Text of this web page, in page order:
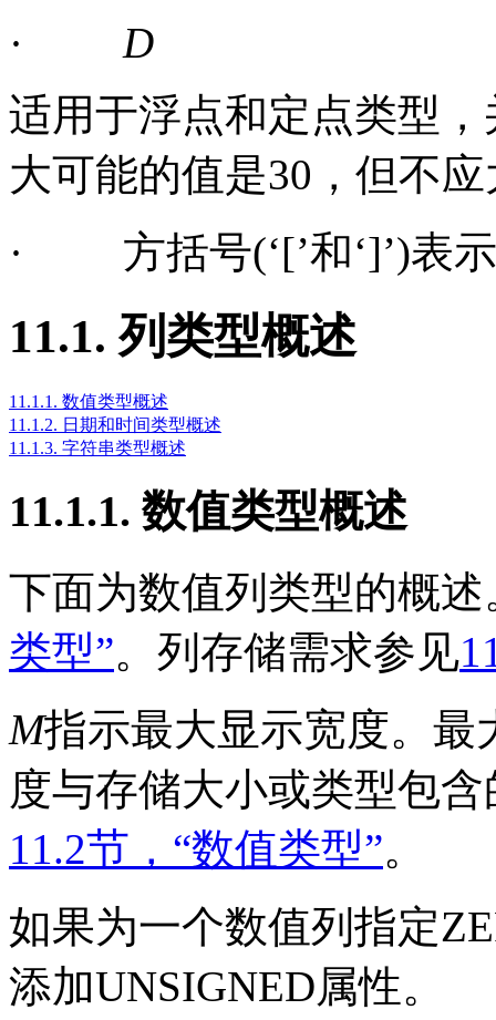
·
D
适用于浮点和定点类型
大可能的值是30 ，但不
·
方括号(‘[’和‘]’)表
11.1. 列类型概述
11.1.1. 数值类型概述
11.1.2. 日期和时间类型概述
11.1.3. 字符串类型概述
11.1.1. 数值类型概述
下面为数值列类型的概
类型”。列存储需求参见
M指示最大显示宽度。最
度与存储大小或类型包
11.2节，“数值类型”。
如果为一个数值列指定
添加UNSIGNED属性。